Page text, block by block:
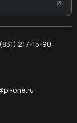
217-15-90
one.ru